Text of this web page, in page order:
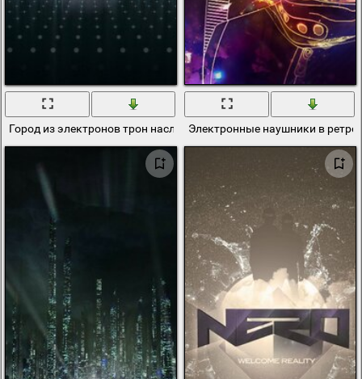
Город из электронов трон наследиеЭлектронные наушники в ретро